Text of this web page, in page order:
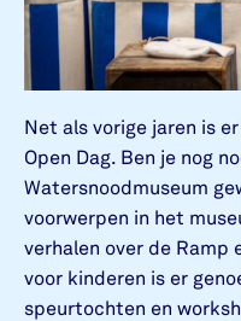
Net als vorige jaren is
Open Dag. Ben je nog
Watersnoodmuseum
voorwerpen in het
verhalen over de Ramp
voor kinderen is er
speurtochten en